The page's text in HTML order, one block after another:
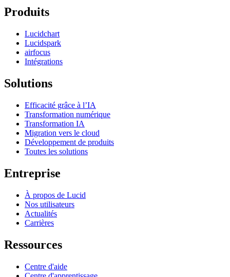
Produits
Lucidchart
Lucidspark
airfocus
Intégrations
Solutions
Efficacité grâce à l’IA
Transformation numérique
Transformation IA
Migration vers le cloud
Développement de produits
Toutes les solutions
Entreprise
À propos de Lucid
Nos utilisateurs
Actualités
Carrières
Ressources
Centre d'aide